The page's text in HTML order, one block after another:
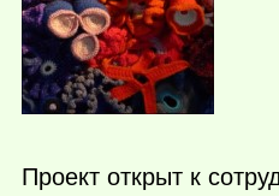
Проект открыт к